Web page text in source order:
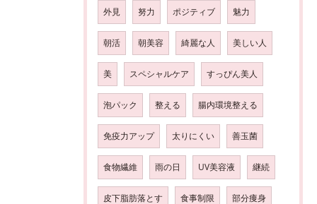
外見 努力 ポジティブ 魅力
朝活 朝美容 綺麗な人 美しい人
美 スペシャルケア すっぴん美人
泡パック 整える 腸内環境整える
免疫力アップ 太りにくい 善玉菌
食物繊維 雨の日 UV美容液 継続
皮下脂肪落とす 食事制限 部分痩身